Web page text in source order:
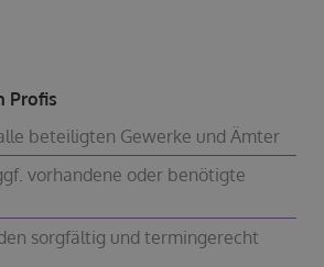
Profis
beteiligten Gewerke und Ämter
vorhandene oder benötigte
sorgfältig und termingerecht